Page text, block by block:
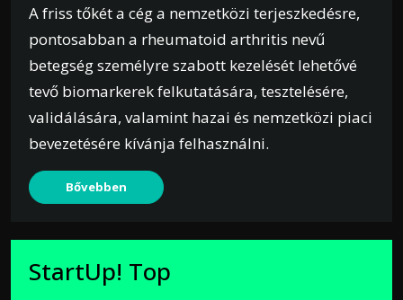
A friss tőkét a cég a nemzetközi terjeszkedésre,
pontosabban a rheumatoid arthritis nevű
betegség személyre szabott kezelését lehetővé
tevő biomarkerek felkutatására, tesztelésére,
validálására, valamint hazai és nemzetközi piaci
bevezetésére kívánja felhasználni.
Bővebben
StartUp! Top